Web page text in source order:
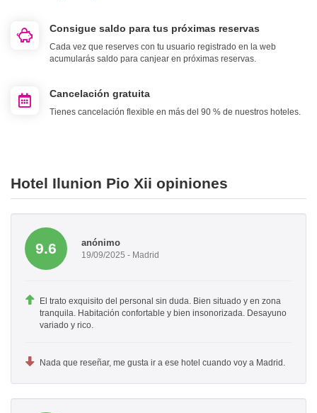
Consigue saldo para tus próximas reservas
Cada vez que reserves con tu usuario registrado en la web
acumularás saldo para canjear en próximas reservas.
Cancelación gratuita
Tienes cancelación flexible en más del 90 % de nuestros hoteles.
Hotel Ilunion Pio Xii opiniones
9.6 anónimo
19/09/2025 - Madrid
El trato exquisito del personal sin duda. Bien situado y en zona
tranquila. Habitación confortable y bien insonorizada. Desayuno
variado y rico.
Nada que reseñar, me gusta ir a ese hotel cuando voy a Madrid.